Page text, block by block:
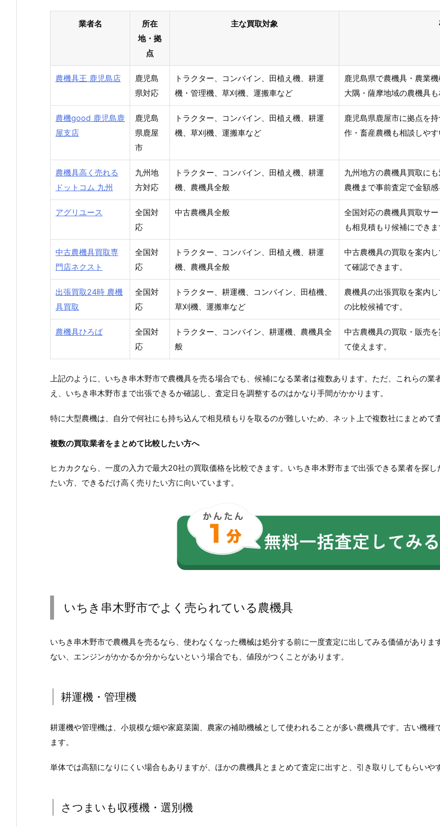
業者名
所在
地・拠
点
主な買取対象
農機具王 鹿児島店
鹿児島
県対応
トラクター、コンバイン、田植え機、耕運
機・管理機、草刈機、運搬車など
鹿児島県で農機具・農業
大隅・薩摩地域の農機具
農機good 鹿児島鹿
屋支店
鹿児島
県鹿屋
市
トラクター、コンバイン、田植え機、耕運
機、草刈機、運搬車など
鹿児島県鹿屋市に拠点を
作・畜産農機も相談しや
農機具高く売れる
ドットコム 九州
九州地
方対応
トラクター、コンバイン、田植え機、耕運
機、農機具全般
九州地方の農機具買取に
農機まで事前査定で金額
アグリユース
全国対
応
中古農機具全般
全国対応の農機具買取サ
も相見積もり候補にでき
中古農機具買取専
門店ネクスト
全国対
応
トラクター、コンバイン、田植え機、耕運
機、農機具全般
中古農機具の買取を案内
て確認できます。
出張買取24時 農機
具買取
全国対
応
トラクター、耕運機、コンバイン、田植機、
草刈機、運搬車など
農機具の出張買取を案内
の比較候補です。
農機具ひろば
全国対
応
トラクター、コンバイン、耕運機、農機具全
般
中古農機具の買取・販売
て使えます。
上記のように、いちき串木野市で農機具を売る場合でも、候補になる業者は複数あります。ただ、これらの
え、いちき串木野市まで出張できるか確認し、査定日を調整するのはかなり手間がかかります。
特に大型農機は、自分で何社にも持ち込んで相見積もりを取るのが難しいため、ネット上で複数社にまとめ
複数の買取業者をまとめて比較したい方へ
ヒカカクなら、一度の入力で最大20社の買取価格を比較できます。いちき串木野市まで出張できる業者を探
たい方、できるだけ高く売りたい方に向いています。
いちき串木野市でよく売られている農機具
いちき串木野市で農機具を売るなら、使わなくなった機械は処分する前に一度査定に出してみる価値があり
ない、エンジンがかかるか分からないという場合でも、値段がつくことがあります。
耕運機・管理機
耕運機や管理機は、小規模な畑や家庭菜園、農家の補助機械として使われることが多い農機具です。古い機
ます。
単体では高額になりにくい場合もありますが、ほかの農機具とまとめて査定に出すと、引き取りしてもらいや
さつまいも収穫機・選別機